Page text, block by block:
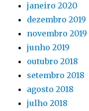
janeiro 2020
dezembro 2019
novembro 2019
junho 2019
outubro 2018
setembro 2018
agosto 2018
julho 2018